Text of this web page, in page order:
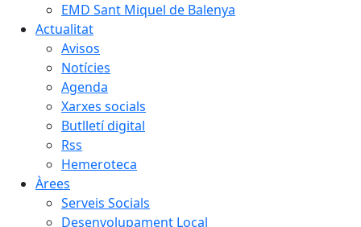
EMD Sant Miquel de Balenya
Actualitat
Avisos
Notícies
Agenda
Xarxes socials
Butlletí digital
Rss
Hemeroteca
Àrees
Serveis Socials
Desenvolupament Local